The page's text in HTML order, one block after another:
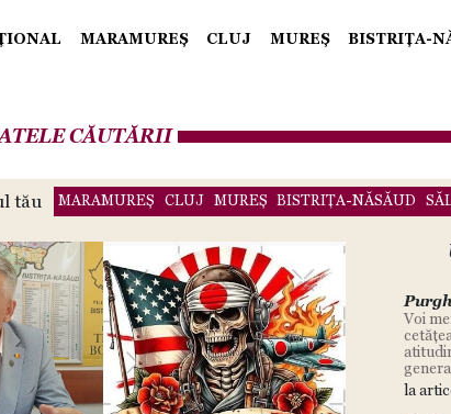
MARAMUREŞ CLUJ MUREŞ BISTRIŢA-
CĂUTĂRII
tău MARAMUREŞ CLUJ MUREŞ BISTRIŢA-NĂSĂUD
Voi
la